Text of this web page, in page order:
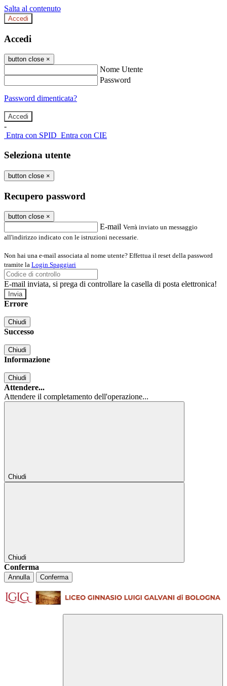
Salta al contenuto
Accedi
Accedi
button close ×
Nome Utente
Password
Password dimenticata?
-
Entra con SPID Entra con CIE
Seleziona utente
button close ×
Recupero password
button close ×
E-mail Verrà inviato un messaggio
all'indirizzo indicato con le istruzioni necessarie.
Non hai una e-mail associata al nome utente? Effettua il reset della password
tramite la Login Spaggiari
E-mail inviata, si prega di controllare la casella di posta elettronica!
Errore
Chiudi
Successo
Chiudi
Informazione
Chiudi
Attendere...
Attendere il completamento dell'operazione...
Chiudi
Chiudi
Conferma
Annulla Conferma